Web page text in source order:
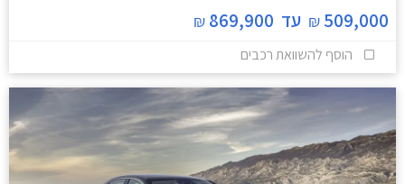
509,000
₪ עד 869,900
₪
הוסף להשוואת רכבים